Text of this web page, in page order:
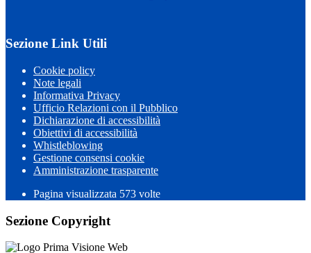
Sezione Link Utili
Cookie policy
Note legali
Informativa Privacy
Ufficio Relazioni con il Pubblico
Dichiarazione di accessibilità
Obiettivi di accessibilità
Whistleblowing
Gestione consensi cookie
Amministrazione trasparente
Pagina visualizzata 573 volte
Sezione Copyright